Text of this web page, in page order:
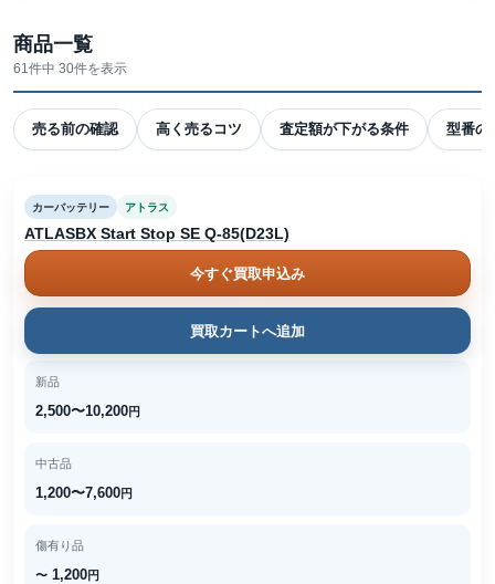
商品一覧
61件中 30件を表示
売る前の確認 高く売るコツ 査定額が下がる条件 型番の
カーバッテリー アトラス
ATLASBX Start Stop SE Q-85(D23L)
今すぐ買取申込み
買取カートへ追加
新品
2,500〜10,200円
中古品
1,200〜7,600円
傷有り品
〜 1,200円